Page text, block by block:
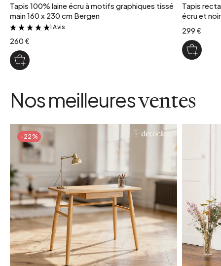
Tapis 100% laine écru à motifs graphiques tissé
main 160 x 230 cm Bergen
&
1 Avis
260 €
Tapis
écru et
299 €
Nos meilleuresventes
-22%